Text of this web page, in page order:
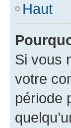
Haut
Si vous
votre
période